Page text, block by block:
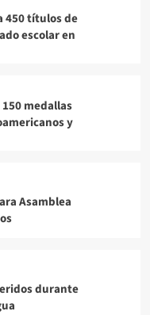
450 títulos de
escolar en
medallas
y
Asamblea
durante